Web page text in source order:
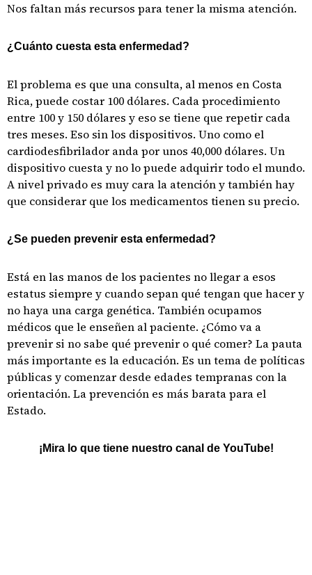
Nos faltan más recursos para tener la misma atención.
¿Cuánto cuesta esta enfermedad?
El problema es que una consulta, al menos en Costa
Rica, puede costar 100 dólares. Cada procedimiento
entre 100 y 150 dólares y eso se tiene que repetir cada
tres meses. Eso sin los dispositivos. Uno como el
cardiodesfibrilador anda por unos 40,000 dólares. Un
dispositivo cuesta y no lo puede adquirir todo el mundo.
A nivel privado es muy cara la atención y también hay
que considerar que los medicamentos tienen su precio.
¿Se pueden prevenir esta enfermedad?
Está en las manos de los pacientes no llegar a esos
estatus siempre y cuando sepan qué tengan que hacer y
no haya una carga genética. También ocupamos
médicos que le enseñen al paciente. ¿Cómo va a
prevenir si no sabe qué prevenir o qué comer? La pauta
más importante es la educación. Es un tema de políticas
públicas y comenzar desde edades tempranas con la
orientación. La prevención es más barata para el
Estado.
¡Mira lo que tiene nuestro canal de YouTube!